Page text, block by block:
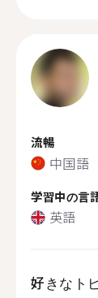
流暢
中国語
学習中の言
英語
好きなト